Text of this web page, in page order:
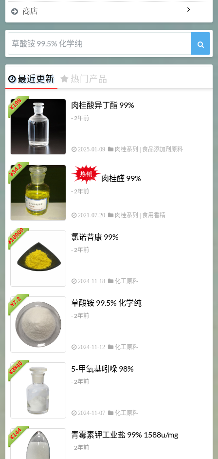
商店
草酸铵 99.5% 化学纯
最近更新 热门产品
¥
198 肉桂酸异丁酯 99%
- 2年前
2025-01-09 肉桂系列 食品添加剂原料
¥
34.8
肉桂醛 99%
- 2年前
2021-07-20 肉桂系列 食用香精
¥
18000 氯诺昔康 99%
- 2年前
2024-11-18 化工原料
¥
7.2 草酸铵 99.5% 化学纯
- 2年前
2024-11-12 化工原料
¥
3840 5-甲氧基吲哚 98%
- 2年前
2024-11-07 化工原料
¥
144 青霉素钾工业盐 99% 1588u/mg
- 2年前